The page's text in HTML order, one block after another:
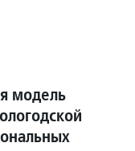
модель